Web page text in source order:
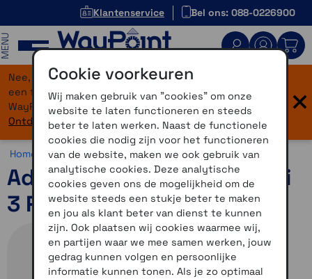
Klantenservice Bel ons: 088-0226900
Nee, je bent niet verdwaald! Onze website heeft
een flinke upgrade gekregen. Dezelfde vertrouwde
WayPoint-service, maar dan in een modern jasje.
Ontdek hier wat er allemaal nieuw is.
×
Home >Accessoires >Outdoor accessoires >Overig
Adapter voor inReach Mini
3 Plus
Cookie voorkeuren
Wij maken gebruik van "cookies" om onze
website te laten functioneren en steeds
beter te laten werken. Naast de functionele
cookies die nodig zijn voor het functioneren
van de website, maken we ook gebruik van
analytische cookies. Deze analytische
cookies geven ons de mogelijkheid om de
website steeds een stukje beter te maken
en jou als klant beter van dienst te kunnen
zijn. Ook plaatsen wij cookies waarmee wij,
en partijen waar we mee samen werken, jouw
gedrag kunnen volgen en persoonlijke
informatie kunnen tonen. Als je zo optimaal